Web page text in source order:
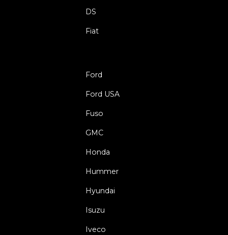
DS
Fiat
Ford
Ford USA
Fuso
GMC
Honda
Hummer
Hyundai
Isuzu
Iveco